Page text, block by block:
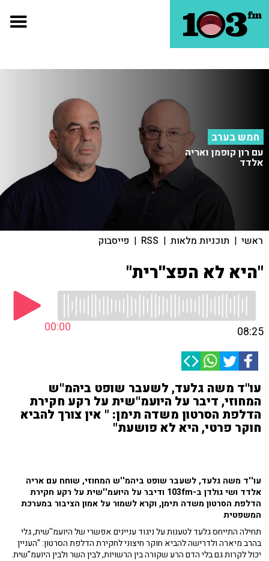
חמש בערב
עם רון קופמן ואריה
אלדד
ראשי | תוכניות מלאות |
RSS
| פייסבוק
"היא לא הפצ''רית"
00:00 08:25
עו''ד משה גלעד, לשעבר שופט ביהמ''ש
המחוזי, דיבר על היועמ''שית על רקע חקירת
הדלפת הסרטון משדה תימן: " אין צורך להביא
חוקר פרטי, היא לא פושעת"
עו''ד משה גלעד, לשעבר שופט ביהמ''ש המחוזי, שוחח עם אריה
אלדד ושי גולדן ב-103fm ודיבר על היועמ''שית על רקע חקירת
הדלפת הסרטון משדה תימן, וקרא לשמור על אמון הציבור במערכת
המשפטית
תחילה התייחס גלעד לטענות על ניגוד עניינים אפשרי של היועמ''שית, גלי
בהרב מיארה ולדרישה להביא חוקר חיצוני לחקירת הדלפת הסרטון: "העניין
יכול לקרות גם בלי הדם הרע שקורה בין הרשויות, לבין השר ולבין היועמ"שית.